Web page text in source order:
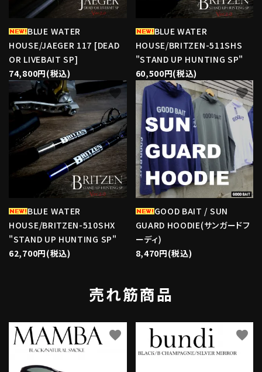
BLUE WATER
HOUSE/JAEGER 117 [DEAD
OR LIVEBAIT SP]
74,800円(税込)
BLUE WATER
HOUSE/BRITZEN-511SHS
"STAND UP HUNTING SP"
60,500円(税込)
BLUE WATER
HOUSE/BRITZEN-510SHX
"STAND UP HUNTING SP"
62,700円(税込)
favorite
GOOD BAIT / SUN
GUARD HOODIE(サンガードフ
ーディ)
8,470円(税込)
favorite
売れ筋商品
favorite favorite